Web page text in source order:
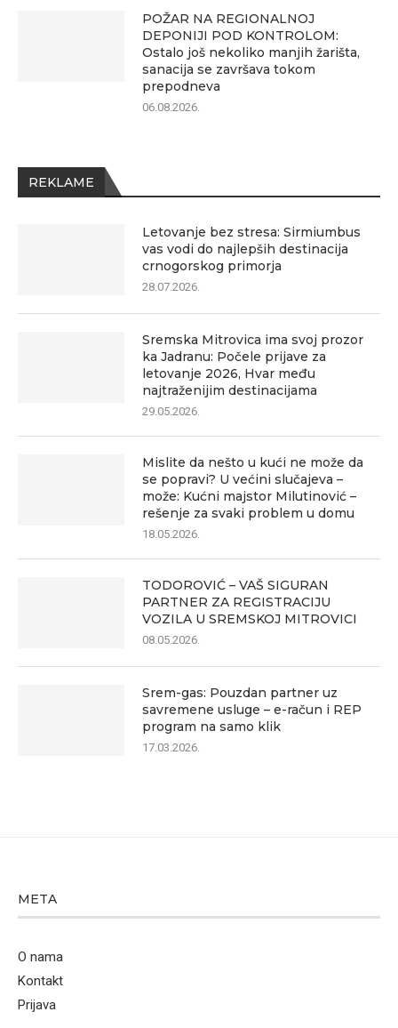
POŽAR NA REGIONALNOJ
DEPONIJI POD KONTROLOM:
Ostalo još nekoliko manjih žarišta,
sanacija se završava tokom
prepodneva
06.08.2026.
REKLAME
Letovanje bez stresa: Sirmiumbus
vas vodi do najlepših destinacija
crnogorskog primorja
28.07.2026.
Sremska Mitrovica ima svoj prozor
ka Jadranu: Počele prijave za
letovanje 2026, Hvar među
najtraženijim destinacijama
29.05.2026.
Mislite da nešto u kući ne može da
se popravi? U većini slučajeva –
može: Kućni majstor Milutinović –
rešenje za svaki problem u domu
18.05.2026.
TODOROVIĆ – VAŠ SIGURAN
PARTNER ZA REGISTRACIJU
VOZILA U SREMSKOJ MITROVICI
08.05.2026.
Srem-gas: Pouzdan partner uz
savremene usluge – e-račun i REP
program na samo klik
17.03.2026.
META
O nama
Kontakt
Prijava